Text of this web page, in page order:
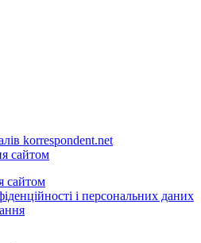
korrespondent.net
сайтом
сайтом
і персональних даних